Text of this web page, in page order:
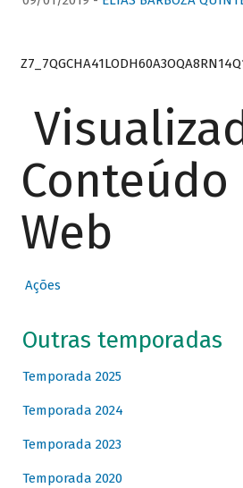
Conteúdo
Web
Ações
Outras temporadas
Temporada 2025
Temporada 2024
Temporada 2023
Temporada 2020